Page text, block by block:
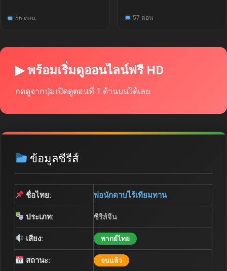
56 ตอน 57 ตอน
▶ พร้อมเริ่มดูออนไลน์ฟรี HD
กดดูจากปุ่มเปิดดูตอนที่ 1 ด้านบนได้เลย
ข้อมูลซีรีส์
ชื่อไทย: พ่อนักดาบไร้เทียมทาน
ประเภท: ซีรีส์จีน
เสียง: พากย์ไทย
สถานะ: จบแล้ว